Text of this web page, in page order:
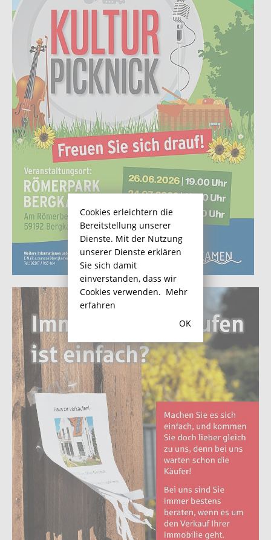
Cookies erleichtern die
Bereitstellung unserer
Dienste. Mit der Nutzung
unserer Dienste erklären
Sie sich damit
einverstanden, dass wir
Cookies verwenden. Mehr
erfahren
OK